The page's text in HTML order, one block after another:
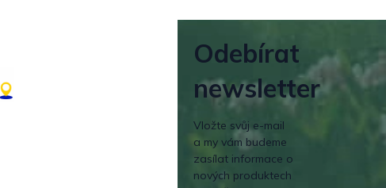
Odebírat
newsletter
Vložte svůj e-mail
a my vám budeme
zasílat informace o
nových produktech